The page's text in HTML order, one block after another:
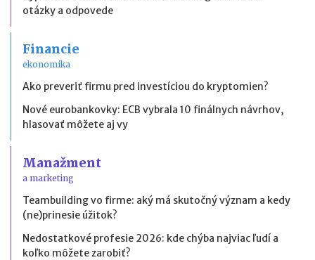
otázky a odpovede
Financie
ekonomika
Ako preveriť firmu pred investíciou do kryptomien?
Nové eurobankovky: ECB vybrala 10 finálnych návrhov,
hlasovať môžete aj vy
Manažment
a marketing
Teambuilding vo firme: aký má skutočný význam a kedy
(ne)prinesie úžitok?
Nedostatkové profesie 2026: kde chýba najviac ľudí a
koľko môžete zarobiť?